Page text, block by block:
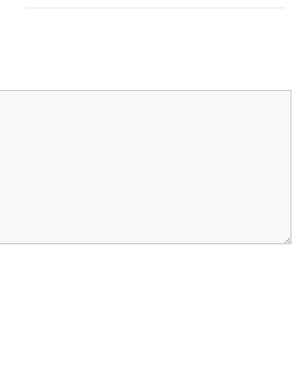
रुपये भेजकर कहा– अंतिम संस्कार कर दीजिए